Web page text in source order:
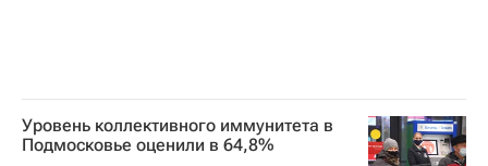
Уровень коллективного иммунитета в
Подмосковье оценили в 64,8%